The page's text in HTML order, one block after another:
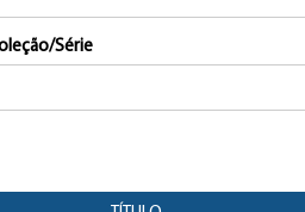
Série